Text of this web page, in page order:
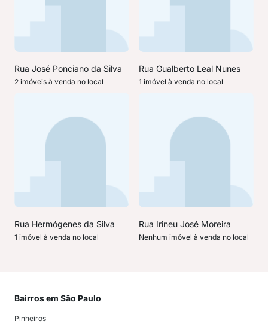
Rua José Ponciano da Silva
2 imóveis à venda no local
Rua Gualberto Leal Nunes
1 imóvel à venda no local
Rua Hermógenes da Silva
1 imóvel à venda no local
Rua Irineu José Moreira
Nenhum imóvel à venda no local
Bairros em São Paulo
Pinheiros